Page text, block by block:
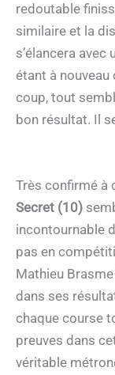
redoutable
similaire et la
s’élancera
étant à nouveau
coup, tout
bon résultat. Il
Très confirmé à
Secret (10)
incontournable
pas en
Mathieu
dans ses
chaque course
preuves dans
véritable